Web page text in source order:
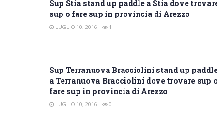
Sup Stia stand up paddle a Stia dove
sup o fare sup in provincia di Arezzo
LUGLIO 10, 2016 1
Sup Terranuova Bracciolini stand up
a Terranuova Bracciolini dove trovare sup
fare sup in provincia di Arezzo
LUGLIO 10, 2016 0